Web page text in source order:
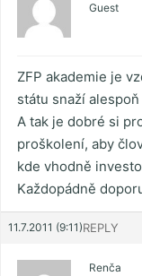
Guest
ZFP akademie je
státu snaží
A tak je dobré si
proškolení, aby
kde vhodně
Každopádně
11.7.2011 (9:11)REPLY
Renča